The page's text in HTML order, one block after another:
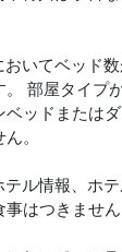
いてベッド
部屋タイプ
ッドまたは
。
ル情報、ホ
はつきません